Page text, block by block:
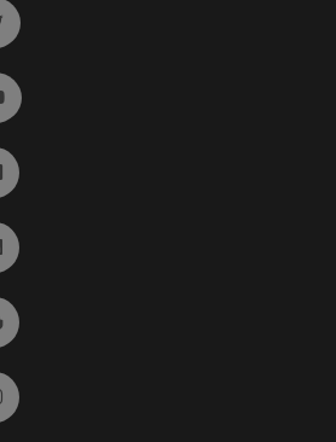
Ir a twitter (abre en ventana nueva)
Ir a YouTube (abre en ventana nueva)
Ir a Flickr (abre en ventana nueva)
Ir a Linkedin (abre en ventana nueva)
Ir al Blog (abre en ventana nueva)
Ir a Instagram (abre en ventana nueva)